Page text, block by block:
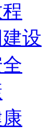
设